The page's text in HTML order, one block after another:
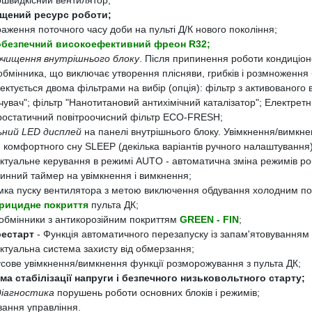
ресурс роботи;
поточного часу доби на пульті Д/К нового покоління;
високоефективний фреон R32;
внутрішнього блоку. Після припинення роботи
що виключає утворення плісняви, грибків і розмноження
двома фільтрами на вибір (опція): фільтр з активованого
фільтр "Нанотитановий антихімічний каталізатор";
повітроочисний фільтр ЕСО-FRESH;
LED дисплей на панелі внутрішнього блоку. Увімкнення/
сну SLЕЕР (декілька варіантів ручного
керування в режимі AUTO - автоматична зміна режимів
таймер на увімкнення і вимкнення;
пуску вентилятора з метою виключення обдування холодним
покриття пульта ДК;
з антикорозійним покриттям GREEN - FIN;
- Функція автоматичного перезапуску із
система захисту від обмерзання;
увімкнення/вимкнення функції розморожування з пульта ДК;
стабілізації напруги і безпечного низьковольтного старту;
порушень роботи основних блоків і режимів;
управління.